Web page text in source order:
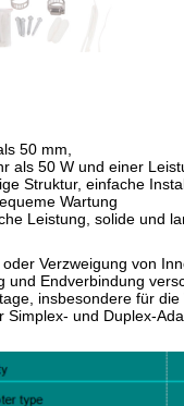
50 mm,
als 50 W und einer
Struktur, einfache
Wartung
Leistung, solide und
Verzweigung von
und Endverbindung
insbesondere für
und Duplex-